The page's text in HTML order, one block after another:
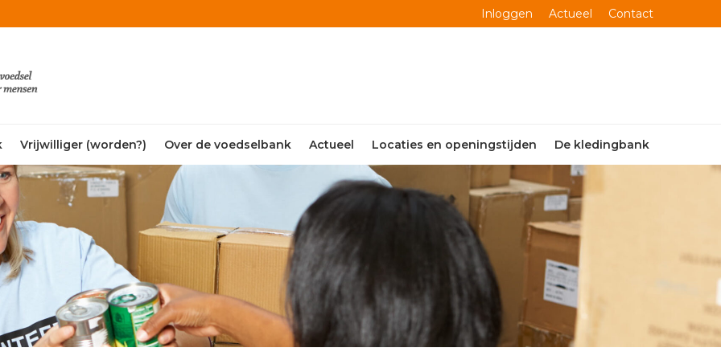
Inloggen Actueel Contact
Vrijwilliger (worden?) Over de voedselbank Actueel Locaties en openingstijden De kledingbank